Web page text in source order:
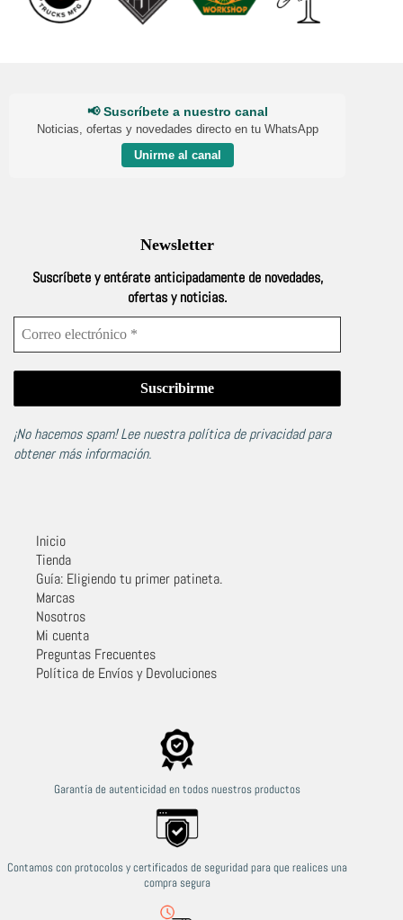
📢 Suscríbete a nuestro canal
Noticias, ofertas y novedades directo en tu WhatsApp
Unirme al canal
Newsletter
Suscríbete y entérate anticipadamente de novedades,
ofertas y noticias.
¡No hacemos spam! Lee nuestrapolítica de privacidadpara
obtener más información.
Inicio
Tienda
Guía: Eligiendo tu primer patineta.
Marcas
Nosotros
Mi cuenta
Preguntas Frecuentes
Política de Envíos y Devoluciones
Garantía de autenticidad en todos nuestros productos
Contamos con protocolos y certificados de seguridad para que realices una
compra segura